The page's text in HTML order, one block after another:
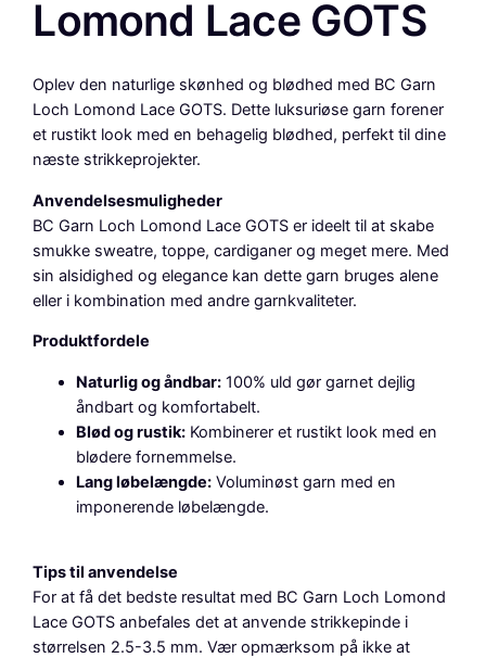
L
a
c
e
G
O
T
S
,
i
a
l
Lomond Lace GOTS
Oplev den naturlige skønhed og blødhed med BC Garn
Loch Lomond Lace GOTS. Dette luksuriøse garn forener
et rustikt look med en behagelig blødhed, perfekt til dine
næste strikkeprojekter.
Anvendelsesmuligheder
BC Garn Loch Lomond Lace GOTS er ideelt til at skabe
smukke sweatre, toppe, cardiganer og meget mere. Med
sin alsidighed og elegance kan dette garn bruges alene
eller i kombination med andre garnkvaliteter.
Produktfordele
Naturlig og åndbar: 100% uld gør garnet dejlig
åndbart og komfortabelt.
Blød og rustik: Kombinerer et rustikt look med en
blødere fornemmelse.
Lang løbelængde: Voluminøst garn med en
imponerende løbelængde.
Tips til anvendelse
For at få det bedste resultat med BC Garn Loch Lomond
Lace GOTS anbefales det at anvende strikkepinde i
størrelsen 2.5-3.5 mm. Vær opmærksom på ikke at